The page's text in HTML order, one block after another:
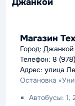
Магазин
Город: Джанкой
Телефон: 8
Адрес: улица
Остановка
Автобусы: 1,